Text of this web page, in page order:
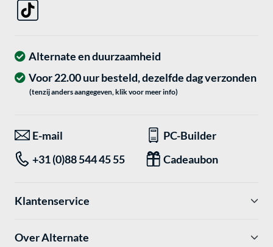
Alternate en duurzaamheid
Voor 22.00 uur besteld, dezelfde dag verzonden
(tenzij anders aangegeven, klik voor meer info)
E-mail
PC-Builder
+31 (0)88 544 45 55
Cadeaubon
Klantenservice
Over Alternate